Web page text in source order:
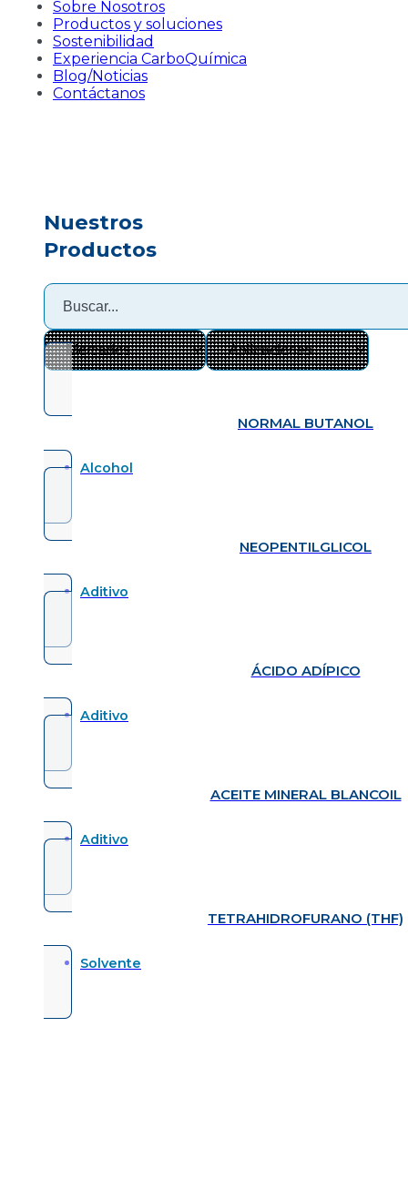
Sobre Nosotros
Productos y soluciones
Sostenibilidad
Experiencia CarboQuímica
Blog/Noticias
Contáctanos
Nuestros
Productos
NORMAL BUTANOL
Alcohol
NEOPENTILGLICOL
Aditivo
ÁCIDO ADÍPICO
Aditivo
ACEITE MINERAL BLANCOIL
Aditivo
TETRAHIDROFURANO (THF)
Solvente